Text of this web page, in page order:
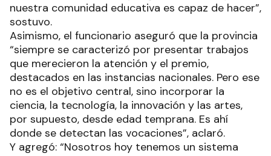
nuestra comunidad educativa es capaz de hacer”,
sostuvo.
Asimismo, el funcionario aseguró que la provincia
“siempre se caracterizó por presentar trabajos
que merecieron la atención y el premio,
destacados en las instancias nacionales. Pero ese
no es el objetivo central, sino incorporar la
ciencia, la tecnología, la innovación y las artes,
por supuesto, desde edad temprana. Es ahí
donde se detectan las vocaciones”, aclaró.
Y agregó: “Nosotros hoy tenemos un sistema